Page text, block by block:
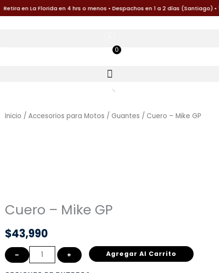
al
en La Florida en 4 hrs o menos • Despachos en 1 a 2 días (Santiago) •
0
Inicio / Accesorios para Motos / Guantes / Cuero – Mike GP
Cuero – Mike GP
$43,990
Cuero
– + Agregar Al Carrito